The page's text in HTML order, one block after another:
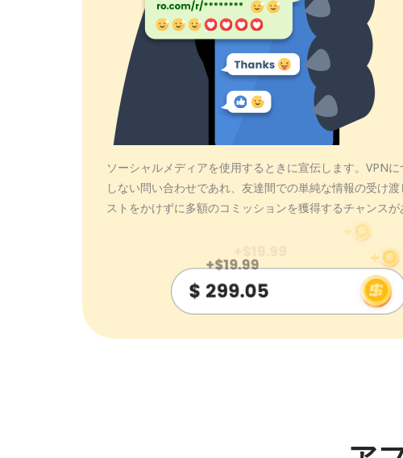
ソーシャルメディアを使用するときに宣伝します。VPN
しない問い合わせであれ、友達間での単純な情報の受け渡
ストをかけずに多額のコミッションを獲得するチャンスが